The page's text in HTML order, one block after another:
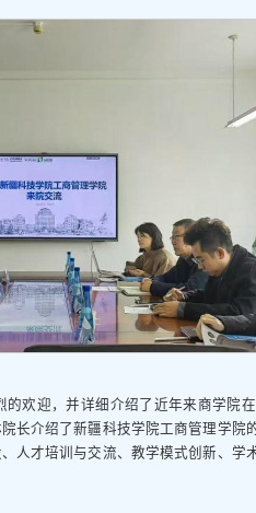
欢迎，并详细介绍了近年来商学院
长介绍了新疆科技学院工商管理学院
人才培训与交流、教学模式创新、学